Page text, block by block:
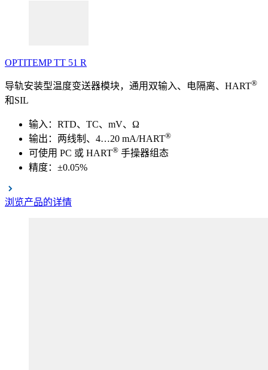
OPTITEMP TT 51 R
导轨安装型温度变送器模块，通用双输入、电隔离、HART®
和SIL
输入：RTD、TC、mV、Ω
输出：两线制、4…20 mA/HART®
可使用 PC 或 HART® 手操器组态
精度：±0.05%
浏览产品的详情